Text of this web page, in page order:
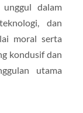
dalam
dan
moral serta
kondusif dan
utama